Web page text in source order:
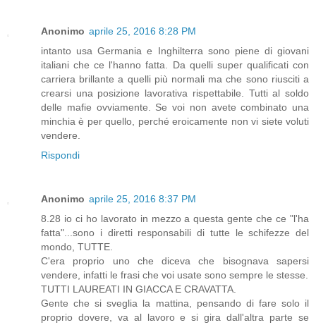
Anonimo aprile 25, 2016 8:28 PM
intanto usa Germania e Inghilterra sono piene di giovani
italiani che ce l'hanno fatta. Da quelli super qualificati con
carriera brillante a quelli più normali ma che sono riusciti a
crearsi una posizione lavorativa rispettabile. Tutti al soldo
delle mafie ovviamente. Se voi non avete combinato una
minchia è per quello, perché eroicamente non vi siete voluti
vendere.
Rispondi
Anonimo aprile 25, 2016 8:37 PM
8.28 io ci ho lavorato in mezzo a questa gente che ce "l'ha
fatta"...sono i diretti responsabili di tutte le schifezze del
mondo, TUTTE.
C'era proprio uno che diceva che bisognava sapersi
vendere, infatti le frasi che voi usate sono sempre le stesse.
TUTTI LAUREATI IN GIACCA E CRAVATTA.
Gente che si sveglia la mattina, pensando di fare solo il
proprio dovere, va al lavoro e si gira dall'altra parte se